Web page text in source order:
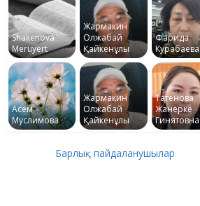
Shakenova
Meruyert
Жармакин
Олжабай
Қайкенұлы
Фарида
Курабаева
Асем
Муслимова
Жармакин
Олжабай
Қайкенұлы
Татенова
Жанерке
Гинятовна
Барлық пайдаланушылар